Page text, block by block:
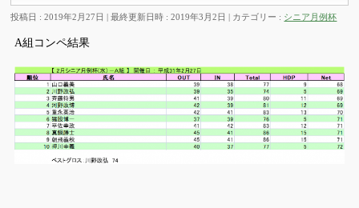
投稿日 : 2019年2月27日 最終更新日時 : 2019年3月2日 カテゴリー : シニア月例杯
A組コンペ結果